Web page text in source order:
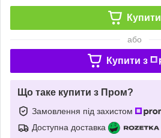
Купити
або
Купити з
Що таке купити з Пром?
Замовлення під захистом
Доступна доставка